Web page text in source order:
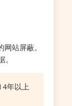
站屏蔽。
年以上